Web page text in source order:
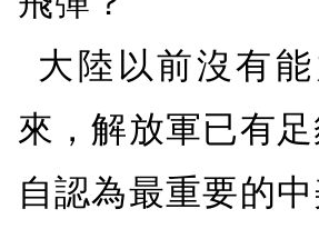
大陸以前沒有
來，解放軍已有
自認為最重要的